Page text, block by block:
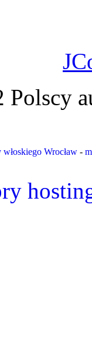
włoskiego Wrocław -